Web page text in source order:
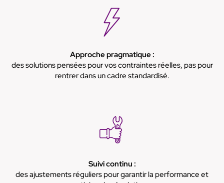
Approche pragmatique :
des solutions pensées pour vos contraintes réelles, pas pour
rentrer dans un cadre standardisé.
Suivi continu :
des ajustements réguliers pour garantir la performance et